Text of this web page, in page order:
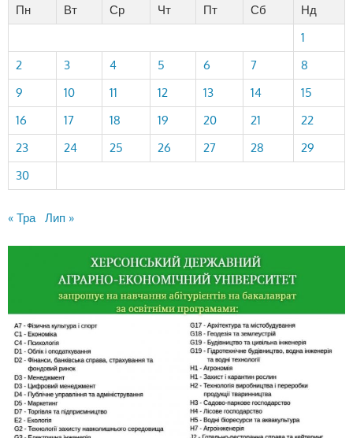
Пн Вт Ср Чт Пт Сб
Нд
1
2
3 4 5 6 7
8
9
10 11 12 13 14
15
16
17 18 19 20 21
22
23
24 25 26 27 28
29
30
« Тра Лип »